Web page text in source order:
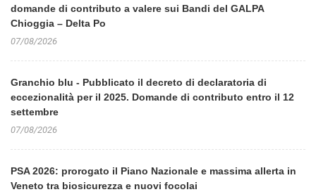
domande di contributo a valere sui Bandi del GALPA
Chioggia – Delta Po
07/08/2026
Granchio blu - Pubblicato il decreto di declaratoria di
eccezionalità per il 2025. Domande di contributo entro il 12
settembre
07/08/2026
PSA 2026: prorogato il Piano Nazionale e massima allerta in
Veneto tra biosicurezza e nuovi focolai